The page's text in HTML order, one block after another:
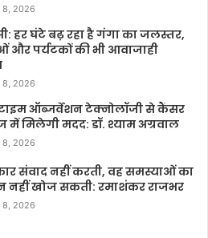
8, 2026
हर घंटे बढ़ रहा है गंगा का जलस्तर,
और पर्यटकों की भी आवाजाही
8, 2026
ऑब्जर्वेशन टेक्नोलॉजी से कैंसर
में मिलेगी मदद: डॉ. श्याम अग्रवाल
8, 2026
संवाद नहीं करती, वह समस्याओं का
नहीं खोज सकती: रमाशंकर राजभर
8, 2026